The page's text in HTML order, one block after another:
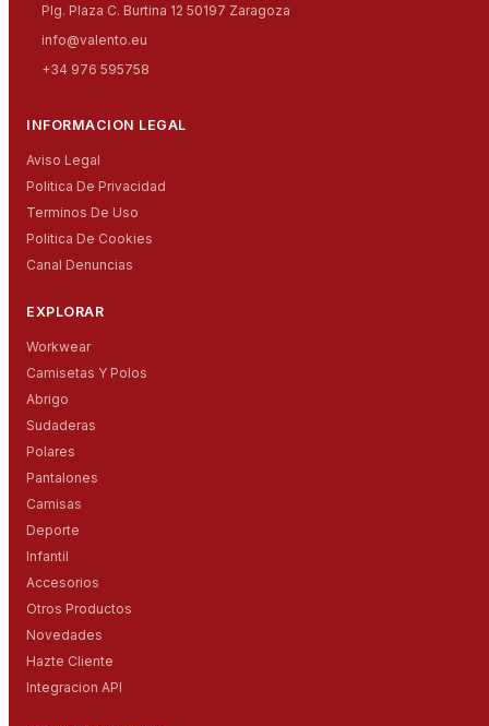
Plg. Plaza C. Burtina 12 50197 Zaragoza
info@valento.eu
+34 976 595758
INFORMACION LEGAL
Aviso Legal
Politica De Privacidad
Terminos De Uso
Politica De Cookies
Canal Denuncias
EXPLORAR
Workwear
Camisetas Y Polos
Abrigo
Sudaderas
Polares
Pantalones
Camisas
Deporte
Infantil
Accesorios
Otros Productos
Novedades
Hazte Cliente
Integracion API